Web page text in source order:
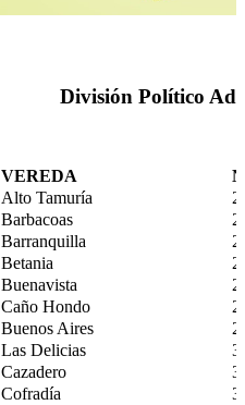
División Político
VEREDA
Alto Tamuría
Barbacoas
Barranquilla
Betania
Buenavista​
Caño Hondo
Buenos Aires
Las Delicias
Cazadero
Cofradía